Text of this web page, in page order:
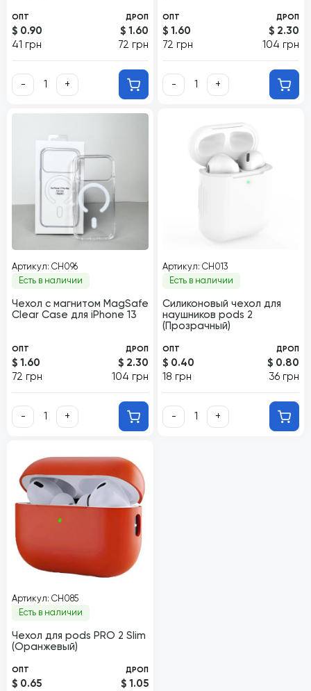
ОПТ
$ 0.90
41 грн
ДРОП
$ 1.60
72 грн
- +
ОПТ
$ 1.60
72 грн
ДРОП
$ 2.30
104 грн
- +
Артикул: CH096
Есть в наличии
Чехол с магнитом MagSafe
Clear Case для iPhone 13
ОПТ
$ 1.60
72 грн
ДРОП
$ 2.30
104 грн
- +
Артикул: CH013
Есть в наличии
Силиконовый чехол для
наушников pods 2
(Прозрачный)
ОПТ
$ 0.40
18 грн
ДРОП
$ 0.80
36 грн
- +
Артикул: CH085
Есть в наличии
Чехол для pods PRO 2 Slim
(Оранжевый)
ОПТ
$ 0.65
ДРОП
$ 1.05